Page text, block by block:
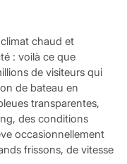
chaud et
: voilà ce que
de visiteurs qui
de bateau en
transparentes,
des conditions
occasionnellement
frissons, de vitesse